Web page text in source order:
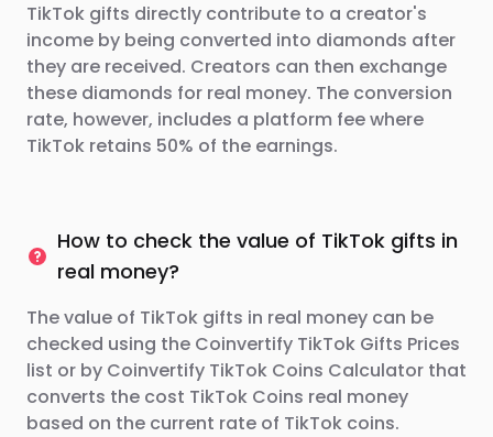
TikTok gifts directly contribute to a creator's
income by being converted into diamonds after
they are received. Creators can then exchange
these diamonds for real money. The conversion
rate, however, includes a platform fee where
TikTok retains 50% of the earnings.
How to check the value of TikTok gifts in
real money?
The value of TikTok gifts in real money can be
checked using the Coinvertify TikTok Gifts Prices
list or by Coinvertify TikTok Coins Calculator that
converts the cost TikTok Coins real money
based on the current rate of TikTok coins.